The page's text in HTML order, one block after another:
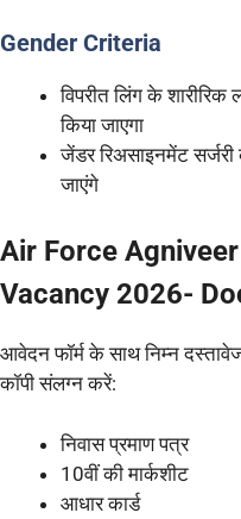
Gender Criteria
विपरीत लिंग के शारीरिक
किया जाएगा
जेंडर रिअसाइनमेंट सर्जरी
जाएंगे
Air Force
Vacancy 2026-
आवेदन फॉर्म के साथ निम्न
कॉपी संलग्न करें:
निवास प्रमाण पत्र
10वीं की मार्कशीट
आधार कार्ड